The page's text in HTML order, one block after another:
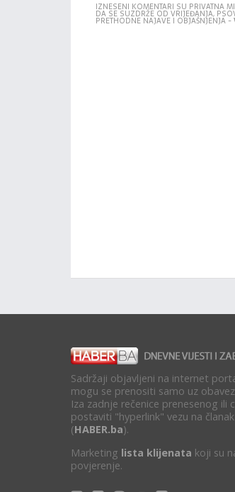
IZNESENI KOMENTARI SU PRIVATNA
DA SE SUZDRŽE OD VRIJEĐANJA,
PRETHODNE NAJAVE I OBJAŠNJENJA -
Sadržaji objavljeni na internet
mogu se prenositi samo uz
Iza zadnje rečenice prenesenog ili
postaviti "hyperlink" vezu na
(HABER.ba).
Marketing lista klijenata koji su
povjerenje.